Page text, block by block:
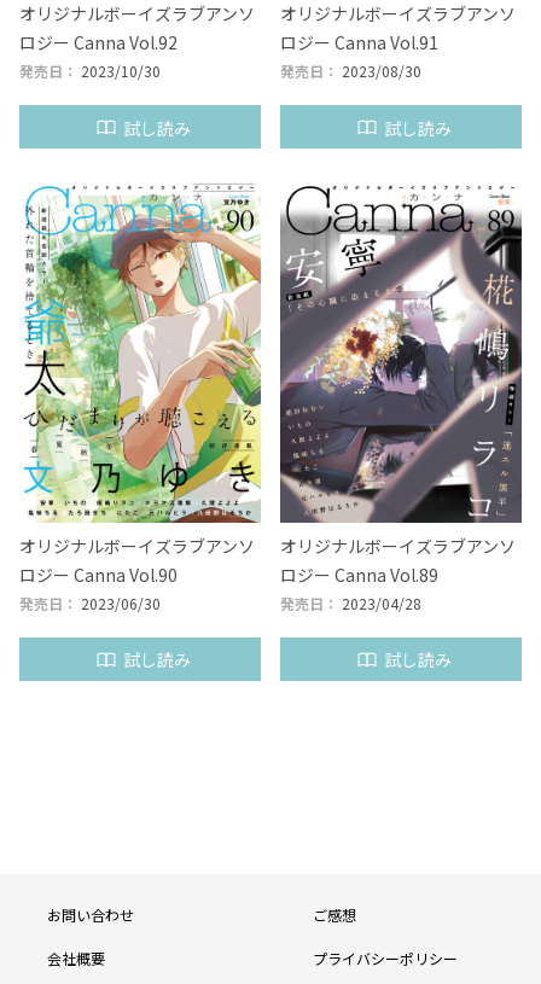
オリジナルボーイズラブアンソ
ロジー Canna Vol.92
発売日： 2023/10/30
試し読み
オリジナルボーイズラブアンソ
ロジー Canna Vol.91
発売日： 2023/08/30
試し読み
オリジナルボーイズラブアンソ
ロジー Canna Vol.90
発売日： 2023/06/30
試し読み
オリジナルボーイズラブアンソ
ロジー Canna Vol.89
発売日： 2023/04/28
試し読み
お問い合わせ ご感想
会社概要 プライバシーポリシー